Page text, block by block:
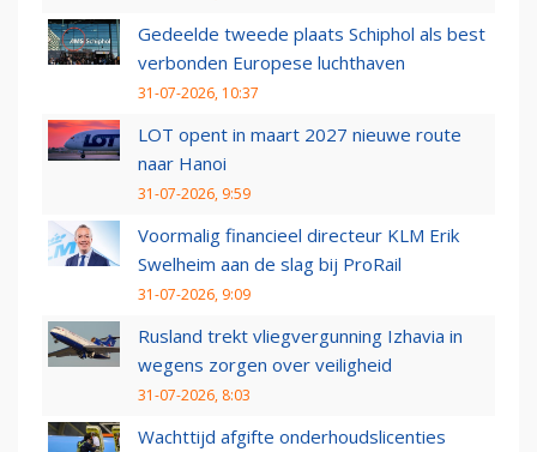
Gedeelde tweede plaats Schiphol als best
verbonden Europese luchthaven
31-07-2026, 10:37
LOT opent in maart 2027 nieuwe route
naar Hanoi
31-07-2026, 9:59
Voormalig financieel directeur KLM Erik
Swelheim aan de slag bij ProRail
31-07-2026, 9:09
Rusland trekt vliegvergunning Izhavia in
wegens zorgen over veiligheid
31-07-2026, 8:03
Wachttijd afgifte onderhoudslicenties